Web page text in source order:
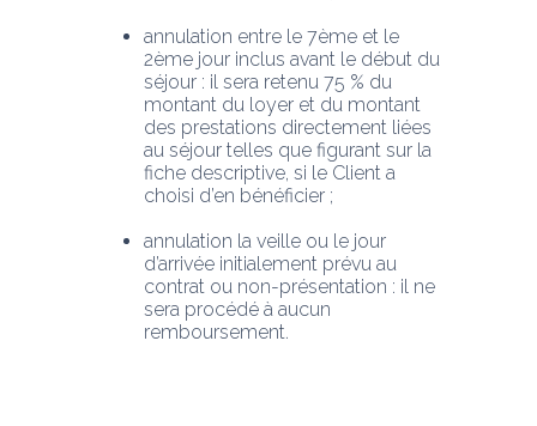
annulation entre le 7ème et le
2ème jour inclus avant le début du
séjour : il sera retenu 75 % du
montant du loyer et du montant
des prestations directement liées
au séjour telles que figurant sur la
fiche descriptive, si le Client a
choisi d’en bénéficier ;
annulation la veille ou le jour
d’arrivée initialement prévu au
contrat ou non-présentation : il ne
sera procédé à aucun
remboursement.